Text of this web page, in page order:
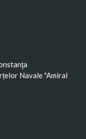
Navale "Amiral